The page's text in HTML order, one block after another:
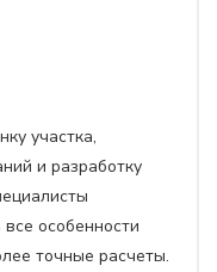
участка,
и разработку
особенности
точные расчеты.